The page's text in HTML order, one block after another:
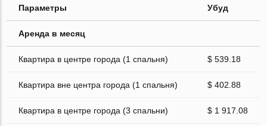
Параметры Убуд
Аренда в месяц
Квартира в центре города (1 спальня) $ 539.18
Квартира вне центра города (1 спальня) $ 402.88
Квартира в центре города (3 спальни) $ 1 917.08